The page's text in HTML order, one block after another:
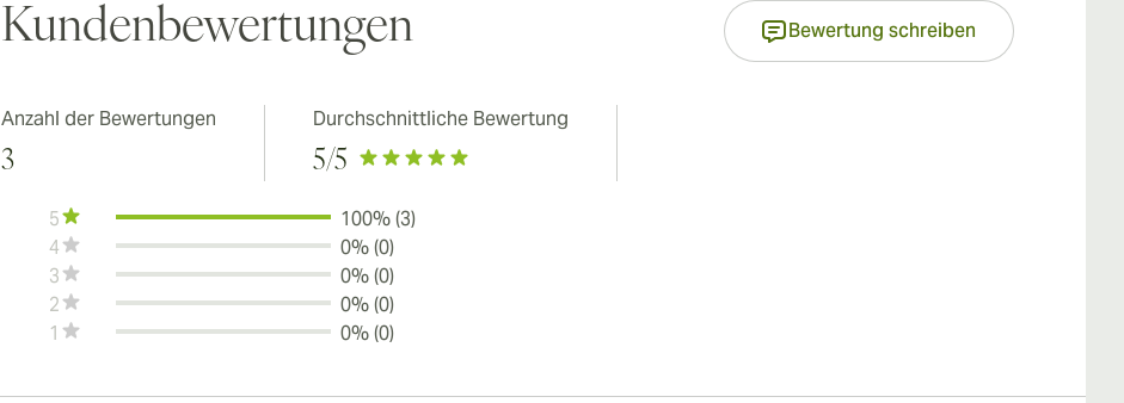
Kundenbewertungen Bewertung schreiben
Anzahl der Bewertungen
3
Durchschnittliche Bewertung
5/5
5
100% (3)
4
0% (0)
3
0% (0)
2
0% (0)
1
0% (0)